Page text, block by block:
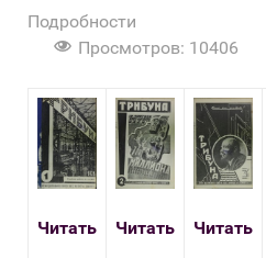
Подробности
Просмотров: 10406
Читать Читать Читать